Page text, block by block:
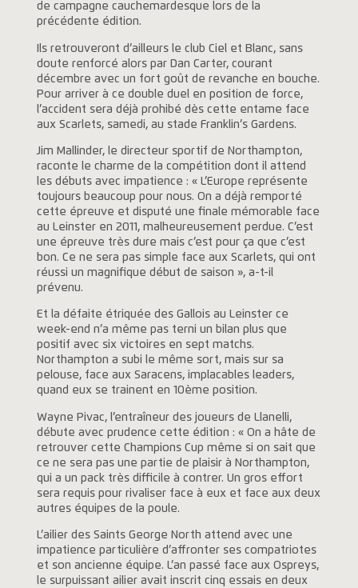
de campagne cauchemardesque lors de la
précédente édition.
Ils retrouveront d’ailleurs le club Ciel et Blanc, sans
doute renforcé alors par Dan Carter, courant
décembre avec un fort goût de revanche en bouche.
Pour arriver à ce double duel en position de force,
l’accident sera déjà prohibé dès cette entame face
aux Scarlets, samedi, au stade Franklin’s Gardens.
Jim Mallinder, le directeur sportif de Northampton,
raconte le charme de la compétition dont il attend
les débuts avec impatience : « L’Europe représente
toujours beaucoup pour nous. On a déjà remporté
cette épreuve et disputé une finale mémorable face
au Leinster en 2011, malheureusement perdue. C’est
une épreuve très dure mais c’est pour ça que c’est
bon. Ce ne sera pas simple face aux Scarlets, qui ont
réussi un magnifique début de saison », a-t-il
prévenu.
Et la défaite étriquée des Gallois au Leinster ce
week-end n’a même pas terni un bilan plus que
positif avec six victoires en sept matchs.
Northampton a subi le même sort, mais sur sa
pelouse, face aux Saracens, implacables leaders,
quand eux se trainent en 10ème position.
Wayne Pivac, l’entraîneur des joueurs de Llanelli,
débute avec prudence cette édition : « On a hâte de
retrouver cette Champions Cup même si on sait que
ce ne sera pas une partie de plaisir à Northampton,
qui a un pack très difficile à contrer. Un gros effort
sera requis pour rivaliser face à eux et face aux deux
autres équipes de la poule.
L’ailier des Saints George North attend avec une
impatience particulière d’affronter ses compatriotes
et son ancienne équipe. L’an passé face aux Ospreys,
le surpuissant ailier avait inscrit cinq essais en deux